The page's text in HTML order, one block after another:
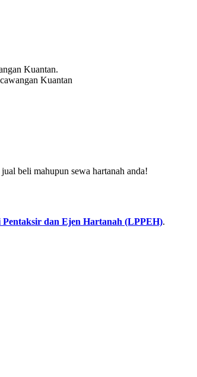
Kuantan
beli mahupun sewa hartanah anda!
Pentaksir dan Ejen Hartanah (LPPEH).